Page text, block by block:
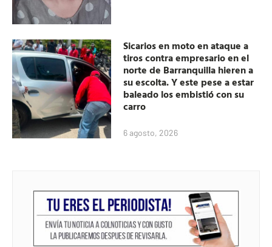
Sicarios en moto en ataque a
tiros contra empresario en el
norte de Barranquilla hieren a
su escolta. Y este pese a estar
baleado los embistió con su
carro
6 agosto, 2026